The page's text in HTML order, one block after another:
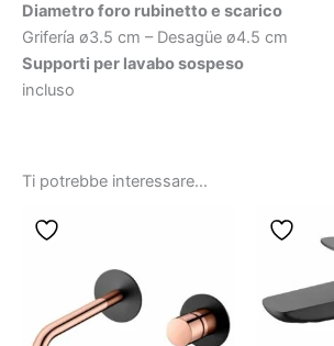
Diametro foro rubinetto e scarico
Grifería ø3.5 cm – Desagüe ø4.5 cm
Supporti per lavabo sospeso
incluso
Ti potrebbe interessare…